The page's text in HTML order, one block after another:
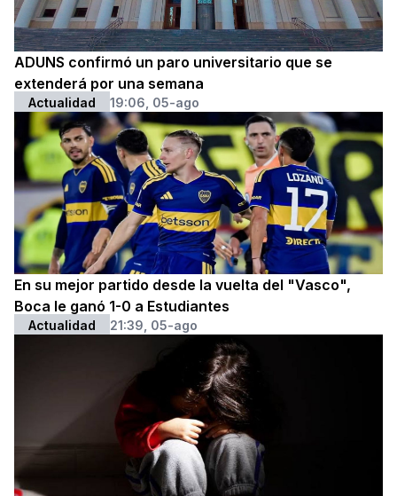
ADUNS confirmó un paro universitario que se
extenderá por una semana
Actualidad 19:06, 05-ago
En su mejor partido desde la vuelta del "Vasco",
Boca le ganó 1-0 a Estudiantes
Actualidad 21:39, 05-ago